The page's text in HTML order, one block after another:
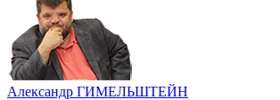
Александр ГИМЕЛЬШТЕЙН